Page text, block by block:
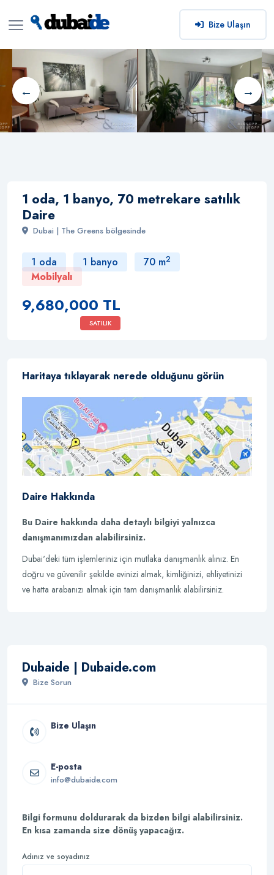
Bize Ulaşın
1 oda, 1 banyo, 70 metrekare satılık
Daire
Dubai | The Greens bölgesinde
1 oda 1 banyo 70 m2
Mobilyalı
9,680,000 TL
SATILIK
Haritaya tıklayarak nerede olduğunu görün
Daire Hakkında
Bu Daire hakkında daha detaylı bilgiyi yalnızca
danışmanımızdan alabilirsiniz.
Dubai'deki tüm işlemleriniz için mutlaka danışmanlık alınız. En
doğru ve güvenilir şekilde evinizi almak, kimliğinizi, ehliyetinizi
ve hatta arabanızı almak için tam danışmanlık alabilirsiniz.
Dubaide | Dubaide.com
Bize Sorun
Bize Ulaşın
E-posta
info@dubaide.com
Bilgi formunu doldurarak da bizden bilgi alabilirsiniz.
En kısa zamanda size dönüş yapacağız.
Adınız ve soyadınız